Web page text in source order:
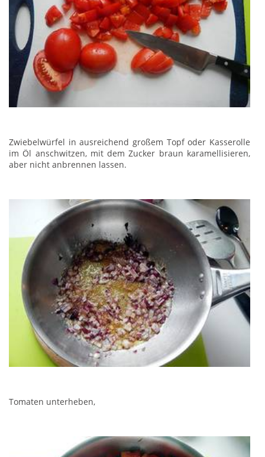
Zwiebelwürfel in ausreichend großem Topf oder Kasserolle
im Öl anschwitzen, mit dem Zucker braun karamellisieren,
aber nicht anbrennen lassen.
Tomaten unterheben,